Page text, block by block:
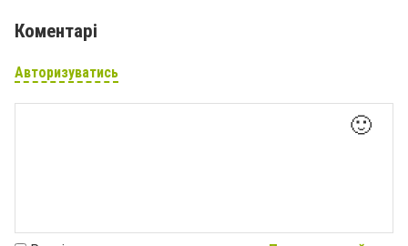
Коментарі
Авторизуватись
🙂